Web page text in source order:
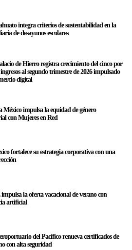
integra criterios de sustentabilidad en la
de desayunos escolares
de Hierro registra crecimiento del cinco por
al segundo trimestre de 2026 impulsado
digital
México impulsa la equidad de género
con Mujeres en Red
fortalece su estrategia corporativa con una
la oferta vacacional de verano con
artificial
del Pacífico renueva certificados de
con alta seguridad